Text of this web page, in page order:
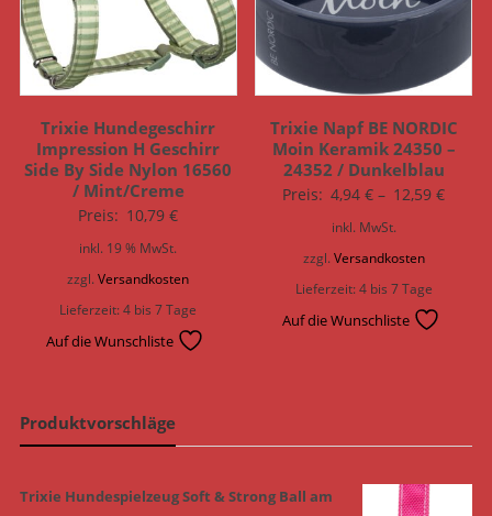
Trixie Hundegeschirr
Impression H Geschirr
Side By Side Nylon 16560
/ Mint/Creme
Preis: 10,79€
inkl. 19 % MwSt.
zzgl.Versandkosten
Lieferzeit:4 bis 7 Tage
Auf die Wunschliste
Trixie Napf BE NORDIC
Moin Keramik 24350 –
24352 / Dunkelblau
Preis: 4,94€ – 12,59€
inkl. MwSt.
zzgl. Versandkosten
Lieferzeit:4 bis 7 Tage
Auf die Wunschliste
Produktvorschläge
Trixie Hundespielzeug Soft & Strong Ball am